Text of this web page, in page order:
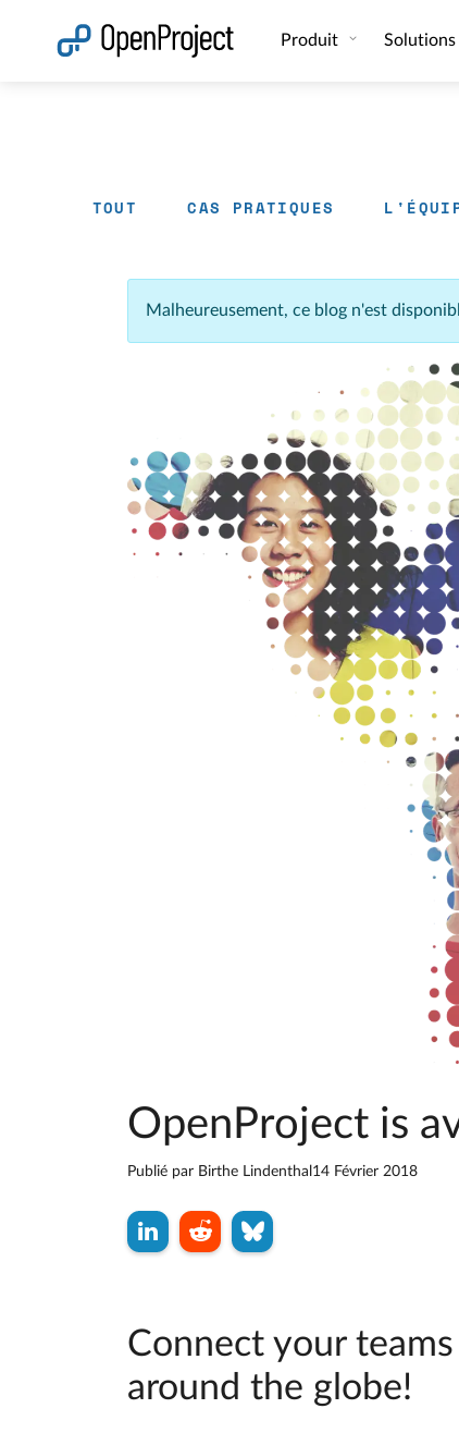
Produit Solutions
TOUT CAS PRATIQUES
Malheureusement, ce blog n'est
OpenProject is
Publié par Birthe Lindenthal 14 Février 2018
Connect your
around the globe!